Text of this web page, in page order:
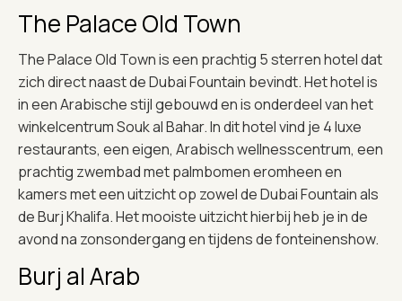
The Palace Old Town
The Palace Old Town is een prachtig 5 sterren hotel dat
zich direct naast de Dubai Fountain bevindt. Het hotel is
in een Arabische stijl gebouwd en is onderdeel van het
winkelcentrum Souk al Bahar. In dit hotel vind je 4 luxe
restaurants, een eigen, Arabisch wellnesscentrum, een
prachtig zwembad met palmbomen eromheen en
kamers met een uitzicht op zowel de Dubai Fountain als
de Burj Khalifa. Het mooiste uitzicht hierbij heb je in de
avond na zonsondergang en tijdens de fonteinenshow.
Burj al Arab